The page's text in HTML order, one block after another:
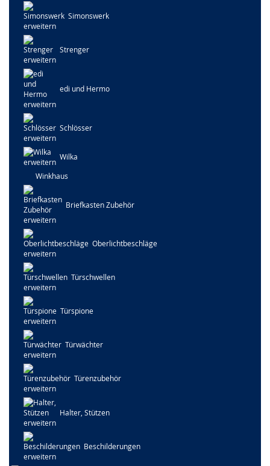
Simonswerk
Strenger
edi und Hermo
Schlösser
Wilka
Winkhaus
Briefkasten Zubehör
Oberlichtbeschläge
Türschwellen
Türspione
Türwächter
Türenzubehör
Halter, Stützen
Beschilderungen